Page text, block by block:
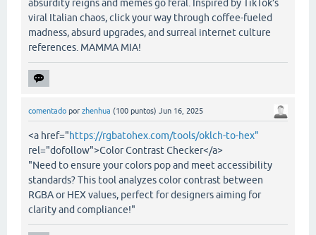
absurdity reigns and memes go feral. Inspired by TikTok’s
viral Italian chaos, click your way through coffee-fueled
madness, absurd upgrades, and surreal internet culture
references. MAMMA MIA!
comentado por zhenhua (100 puntos) Jun 16, 2025
<a href="https://rgbatohex.com/tools/oklch-to-hex"
rel="dofollow">Color Contrast Checker</a>
"Need to ensure your colors pop and meet accessibility
standards? This tool analyzes color contrast between
RGBA or HEX values, perfect for designers aiming for
clarity and compliance!"